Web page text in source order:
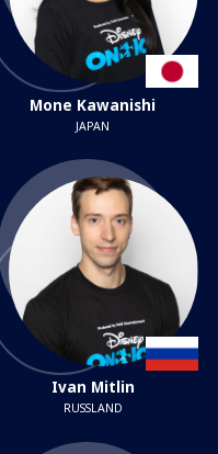
Mone Kawanishi
JAPAN
Ivan Mitlin
RUSSLAND